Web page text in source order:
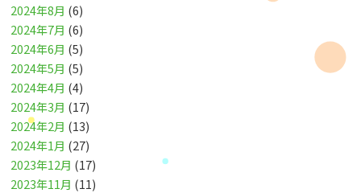
2024年8月 (6)
2024年7月 (6)
2024年6月 (5)
2024年5月 (5)
2024年4月 (4)
2024年3月 (17)
2024年2月 (13)
2024年1月 (27)
2023年12月 (17)
2023年11月 (11)